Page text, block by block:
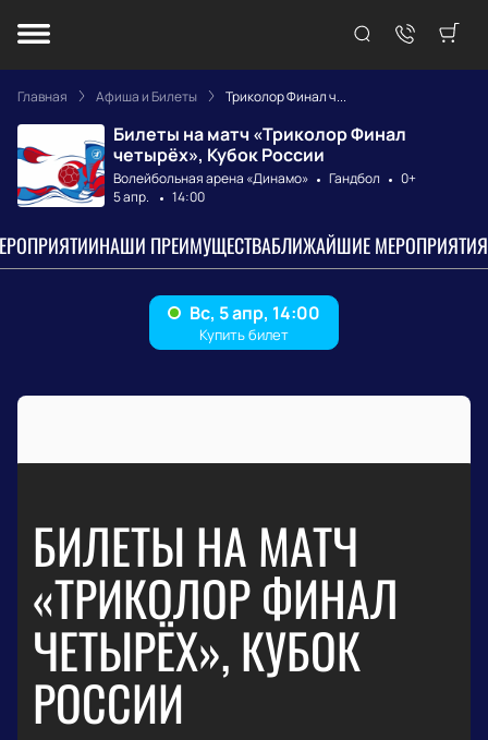
Главная Афиша и Билеты Триколор Финал ч...
Билеты на матч «Триколор Финал
четырёх», Кубок России
Волейбольная арена «Динамо» Гандбол
0+
5 апр.
14:00
НАШИ ПРЕИМУЩЕСТВАБЛИЖАЙШИЕ МЕРОПРИЯТИЯ
БИЛЕТЫ НА МАТЧ
«ТРИКОЛОР ФИНАЛ
ЧЕТЫРЁХ», КУБОК
РОССИИ